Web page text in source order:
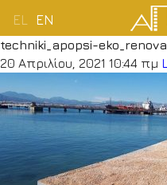
EL EN
techniki_apopsi-
20 Απριλίου, 2021 10:44 πμ